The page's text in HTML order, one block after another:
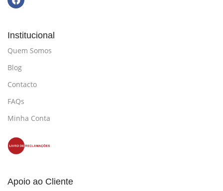
Institucional
Quem Somos
Blog
Contacto
FAQs
Minha Conta
Apoio ao Cliente